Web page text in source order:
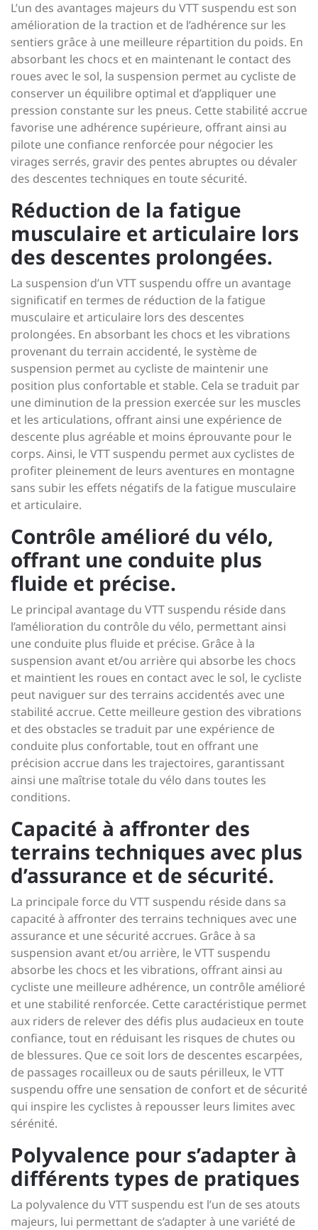
L’un des avantages majeurs du VTT suspendu est son
amélioration de la traction et de l’adhérence sur les
sentiers grâce à une meilleure répartition du poids. En
absorbant les chocs et en maintenant le contact des
roues avec le sol, la suspension permet au cycliste de
conserver un équilibre optimal et d’appliquer une
pression constante sur les pneus. Cette stabilité accrue
favorise une adhérence supérieure, offrant ainsi au
pilote une confiance renforcée pour négocier les
virages serrés, gravir des pentes abruptes ou dévaler
des descentes techniques en toute sécurité.
Réduction de la fatigue
musculaire et articulaire lors
des descentes prolongées.
La suspension d’un VTT suspendu offre un avantage
significatif en termes de réduction de la fatigue
musculaire et articulaire lors des descentes
prolongées. En absorbant les chocs et les vibrations
provenant du terrain accidenté, le système de
suspension permet au cycliste de maintenir une
position plus confortable et stable. Cela se traduit par
une diminution de la pression exercée sur les muscles
et les articulations, offrant ainsi une expérience de
descente plus agréable et moins éprouvante pour le
corps. Ainsi, le VTT suspendu permet aux cyclistes de
profiter pleinement de leurs aventures en montagne
sans subir les effets négatifs de la fatigue musculaire
et articulaire.
Contrôle amélioré du vélo,
offrant une conduite plus
fluide et précise.
Le principal avantage du VTT suspendu réside dans
l’amélioration du contrôle du vélo, permettant ainsi
une conduite plus fluide et précise. Grâce à la
suspension avant et/ou arrière qui absorbe les chocs
et maintient les roues en contact avec le sol, le cycliste
peut naviguer sur des terrains accidentés avec une
stabilité accrue. Cette meilleure gestion des vibrations
et des obstacles se traduit par une expérience de
conduite plus confortable, tout en offrant une
précision accrue dans les trajectoires, garantissant
ainsi une maîtrise totale du vélo dans toutes les
conditions.
Capacité à affronter des
terrains techniques avec plus
d’assurance et de sécurité.
La principale force du VTT suspendu réside dans sa
capacité à affronter des terrains techniques avec une
assurance et une sécurité accrues. Grâce à sa
suspension avant et/ou arrière, le VTT suspendu
absorbe les chocs et les vibrations, offrant ainsi au
cycliste une meilleure adhérence, un contrôle amélioré
et une stabilité renforcée. Cette caractéristique permet
aux riders de relever des défis plus audacieux en toute
confiance, tout en réduisant les risques de chutes ou
de blessures. Que ce soit lors de descentes escarpées,
de passages rocailleux ou de sauts périlleux, le VTT
suspendu offre une sensation de confort et de sécurité
qui inspire les cyclistes à repousser leurs limites avec
sérénité.
Polyvalence pour s’adapter à
différents types de pratiques
La polyvalence du VTT suspendu est l’un de ses atouts
majeurs, lui permettant de s’adapter à une variété de